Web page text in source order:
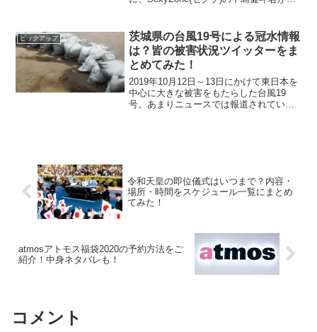
ります♪
ピックアップ
茨城県の台風19号による冠水情報
は？皆の被害状況ツイッターをま
とめてみた！
2019年10月12日～13日にかけて東日本を
中心に大きな被害をもたらした台風19
号。あまりニュースでは報道されていま
令和天皇の即位儀式はいつまで？内容・
場所・時間をスケジュール一覧にまとめ
てみた！
atmosアトモス福袋2020の予約方法をご
紹介！中身ネタバレも！
コメント